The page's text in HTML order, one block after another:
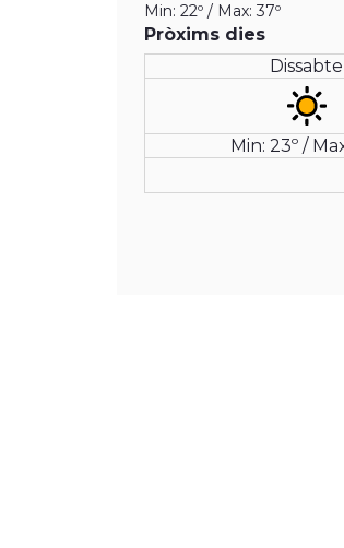
Min: 22º / Max: 37º
Pròxims dies
Dissabte
Min: 23º /